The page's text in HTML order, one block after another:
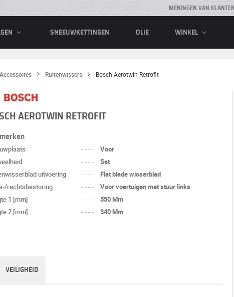
MENINGEN VAN KLANTEN
SNEEUWKETTINGEN OLIE WINKEL
Accessoires Ruitenwissers Bosch Aerotwin Retrofit
AEROTWIN RETROFIT
----
Voor
----
Set
uitvoering
----
Flat blade wisserblad
rechtsbesturing
----
Voor voertuigen met stuur links
1 [mm]
----
550 Mm
2 [mm]
---- 340 Mm
VEILIGHEID